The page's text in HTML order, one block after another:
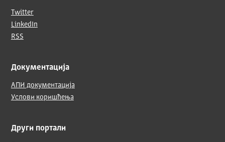
Twitter
LinkedIn
RSS
Документација
АПИ документација
Услови коришћења
Други портали